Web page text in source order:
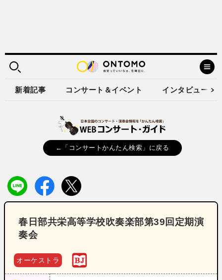
新着記事 コンサート＆イベント インタビュー
←「コンサートかんたん検索」に戻る
春日部共栄高等学校吹奏楽部第39回定期演
奏会
オーケストラ